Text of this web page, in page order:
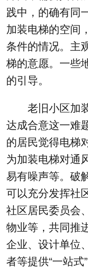
践中，的确有同
加装电梯的空间
条件的情况。主
梯的意愿。一些
的引导。
老旧小区加
达成合意这一难
的居民觉得电梯
为加装电梯对通
易有噪声等。破
可以充分发挥社
社区居民委员会
物业等，共同推
企业、设计单位
者等提供“一站